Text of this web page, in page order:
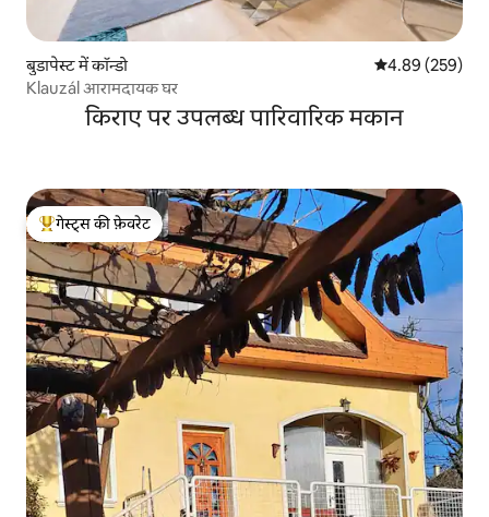
बुडापेस्ट में कॉन्डो औसत रेटिंग 5 में से
4.89 (259)
Klauzál आरामदायक घर
किराए पर उपलब्ध पारिवारिक मकान
गेस्ट्स का टॉप फ़ेवरेट
गेस्ट्स की फ़ेवरेट